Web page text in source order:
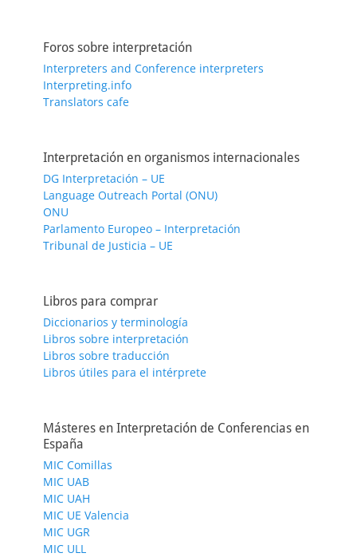
Foros sobre interpretación
Interpreters and Conference interpreters
Interpreting.info
Translators cafe
Interpretación en organismos internacionales
DG Interpretación – UE
Language Outreach Portal (ONU)
ONU
Parlamento Europeo – Interpretación
Tribunal de Justicia – UE
Libros para comprar
Diccionarios y terminología
Libros sobre interpretación
Libros sobre traducción
Libros útiles para el intérprete
Másteres en Interpretación de Conferencias en
España
MIC Comillas
MIC UAB
MIC UAH
MIC UE Valencia
MIC UGR
MIC ULL